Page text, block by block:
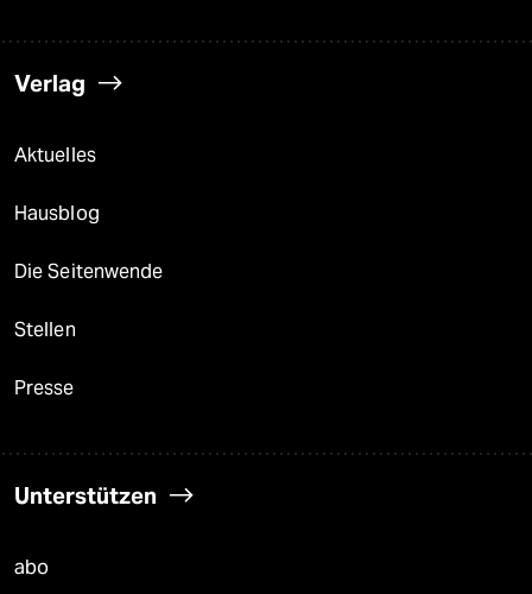
Verlag
Aktuelles
Hausblog
Die Seitenwende
Stellen
Presse
Unterstützen
abo